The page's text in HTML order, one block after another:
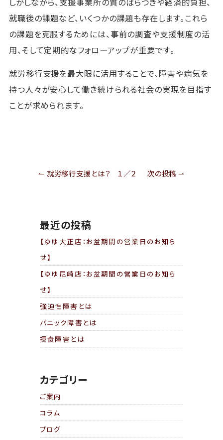
就職後の課題など、いくつかの課題も存在します。これら
の課題を克服するためには、事前の調査や支援制度の活
用、そして定期的なフォローアップが重要です。
就労移行支援を最大限に活用することで、障害や病気を
持つ人々が安心して働き続けられる社会の実現を目指す
ことが求められます。
↼ 就労移行支援とは？ １／２ 次の投稿 ⇀
最近の投稿
【ゆゆ大正店：お盆期間の営業日のお知ら
せ】
【ゆゆ尼崎店：お盆期間の営業日のお知ら
せ】
強迫性障害とは
パニック障害とは
摂食障害とは
カテゴリー
ご案内
コラム
ブログ